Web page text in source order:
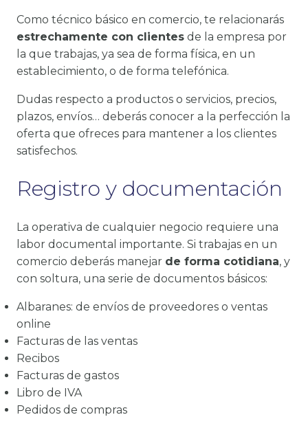
Como técnico básico en comercio, te relacionarás
estrechamente con clientes de la empresa por
la que trabajas, ya sea de forma física, en un
establecimiento, o de forma telefónica.
Dudas respecto a productos o servicios, precios,
plazos, envíos… deberás conocer a la perfección la
oferta que ofreces para mantener a los clientes
satisfechos.
Registro y documentación
La operativa de cualquier negocio requiere una
labor documental importante. Si trabajas en un
comercio deberás manejar de forma cotidiana, y
con soltura, una serie de documentos básicos:
Albaranes: de envíos de proveedores o ventas
online
Facturas de las ventas
Recibos
Facturas de gastos
Libro de IVA
Pedidos de compras